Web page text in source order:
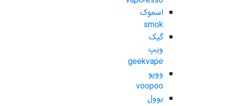
اسموک
smok
گیک
ویپ
geekvape
ووپو
voopoo
یوول